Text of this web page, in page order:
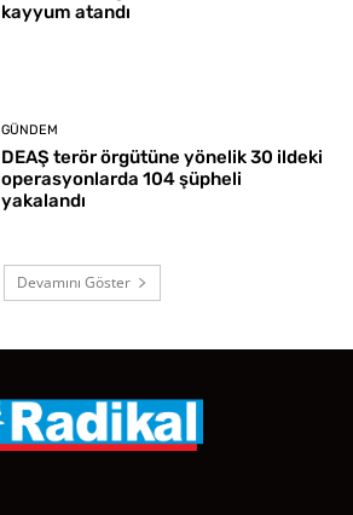
kayyum atandı
GÜNDEM
DEAŞ terör örgütüne yönelik 30 ildeki
operasyonlarda 104 şüpheli
yakalandı
Devamını Göster